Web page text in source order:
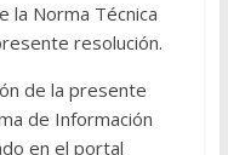
la Norma Técnica
resolución.
de la presente
de Información
en el portal